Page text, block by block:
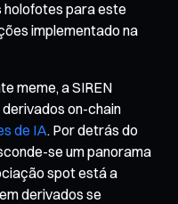
para este
implementado na
meme, a SIREN
on-chain
de IA. Por detrás do
se um panorama
spot está a
derivados se